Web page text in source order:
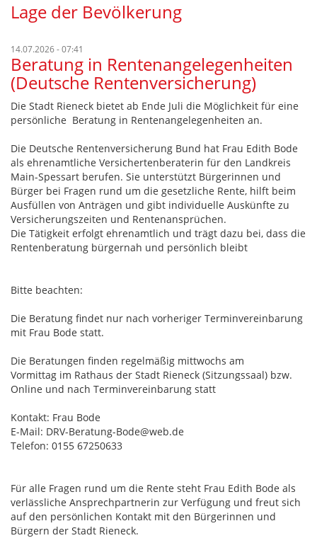
Lage der Bevölkerung
14.07.2026 - 07:41
Beratung in Rentenangelegenheiten
(Deutsche Rentenversicherung)
Die Stadt Rieneck bietet ab Ende Juli die Möglichkeit für eine
persönliche Beratung in Rentenangelegenheiten an.
Die Deutsche Rentenversicherung Bund hat Frau Edith Bode
als ehrenamtliche Versichertenberaterin für den Landkreis
Main-Spessart berufen. Sie unterstützt Bürgerinnen und
Bürger bei Fragen rund um die gesetzliche Rente, hilft beim
Ausfüllen von Anträgen und gibt individuelle Auskünfte zu
Versicherungszeiten und Rentenansprüchen.
Die Tätigkeit erfolgt ehrenamtlich und trägt dazu bei, dass die
Rentenberatung bürgernah und persönlich bleibt
Bitte beachten:
Die Beratung findet nur nach vorheriger Terminvereinbarung
mit Frau Bode statt.
Die Beratungen finden regelmäßig mittwochs am
Vormittag im Rathaus der Stadt Rieneck (Sitzungssaal) bzw.
Online und nach Terminvereinbarung statt
Kontakt: Frau Bode
E-Mail: DRV-Beratung-Bode@web.de
Telefon: 0155 67250633
Für alle Fragen rund um die Rente steht Frau Edith Bode als
verlässliche Ansprechpartnerin zur Verfügung und freut sich
auf den persönlichen Kontakt mit den Bürgerinnen und
Bürgern der Stadt Rieneck.